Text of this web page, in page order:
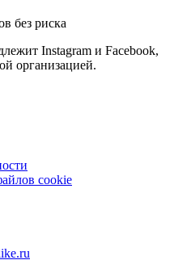
без риска
Instagram и Facebook,
организацией.
cookie